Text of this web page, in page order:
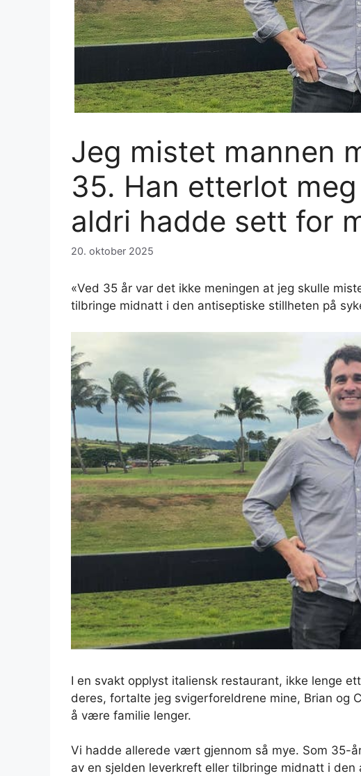
Jeg mistet mannen
35. Han etterlot
aldri hadde sett for
20. oktober 2025
«Ved 35 år var det ikke meningen at jeg skulle
tilbringe midnatt i den antiseptiske stillheten på
I en svakt opplyst italiensk restaurant, ikke lenge
deres, fortalte jeg svigerforeldrene mine, Brian og
å være familie lenger.
Vi hadde allerede vært gjennom så mye. Som 35-
av en sjelden leverkreft eller tilbringe midnatt i